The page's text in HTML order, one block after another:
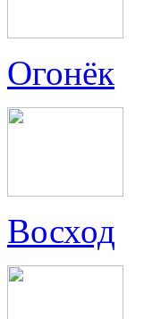
Огонёк
Восход